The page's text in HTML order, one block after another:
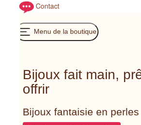
Contact
Menu de la boutique
Bijoux fait main,
offrir
Bijoux fantaisie en perles